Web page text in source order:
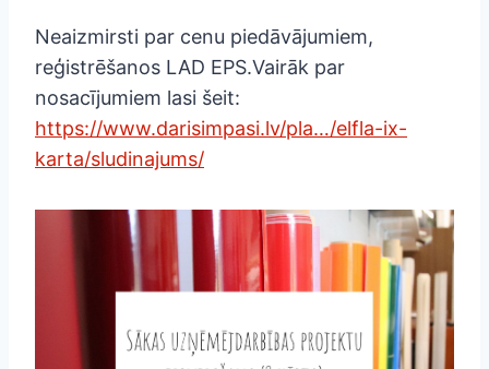
Neaizmirsti par cenu piedāvājumiem,
reģistrēšanos LAD EPS.Vairāk par
nosacījumiem lasi šeit:
https://www.darisimpasi.lv/pla…/elfla-ix-
karta/sludinajums/